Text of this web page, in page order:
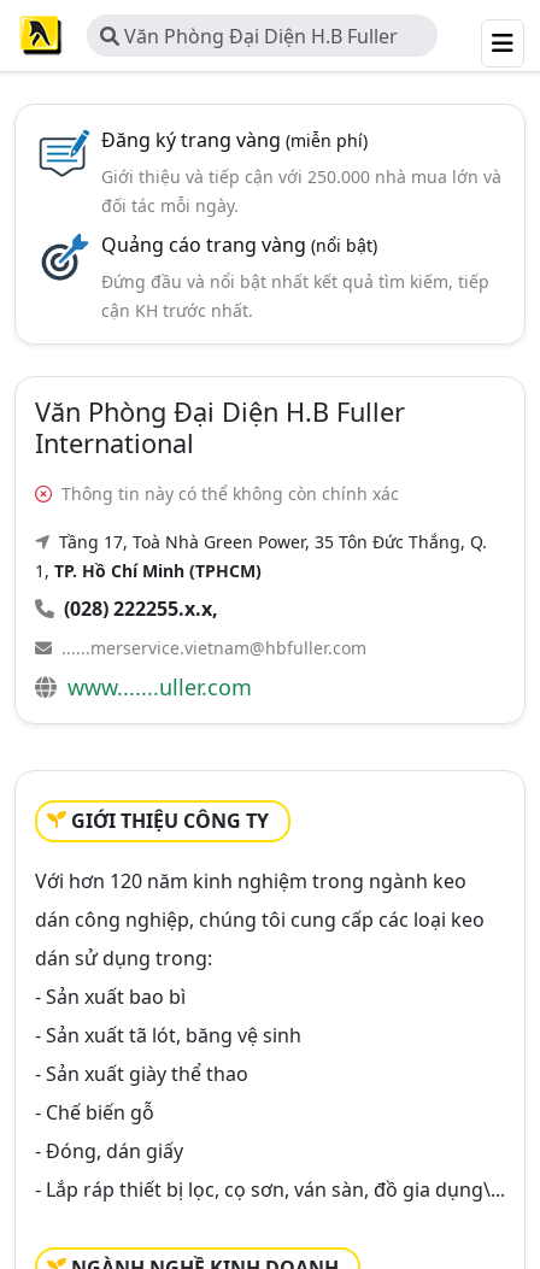
Văn Phòng Đại Diện H.B Fuller
International
Đăng ký trang vàng (miễn phí)
Giới thiệu và tiếp cận với 250.000 nhà mua lớn và
đối tác mỗi ngày.
Quảng cáo trang vàng (nổi bật)
Đứng đầu và nổi bật nhất kết quả tìm kiếm, tiếp
cận KH trước nhất.
Văn Phòng Đại Diện H.B Fuller
International
Thông tin này có thể không còn chính xác
Tầng 17, Toà Nhà Green Power, 35 Tôn Đức Thắng, Q.
1, TP. Hồ Chí Minh (TPHCM)
(028) 222255.x.x,
......merservice.vietnam@hbfuller.com
www.......uller.com
GIỚI THIỆU CÔNG TY
Với hơn 120 năm kinh nghiệm trong ngành keo
dán công nghiệp, chúng tôi cung cấp các loại keo
dán sử dụng trong:
- Sản xuất bao bì
- Sản xuất tã lót, băng vệ sinh
- Sản xuất giày thể thao
- Chế biến gỗ
- Đóng, dán giấy
- Lắp ráp thiết bị lọc, cọ sơn, ván sàn, đồ gia dụng\...